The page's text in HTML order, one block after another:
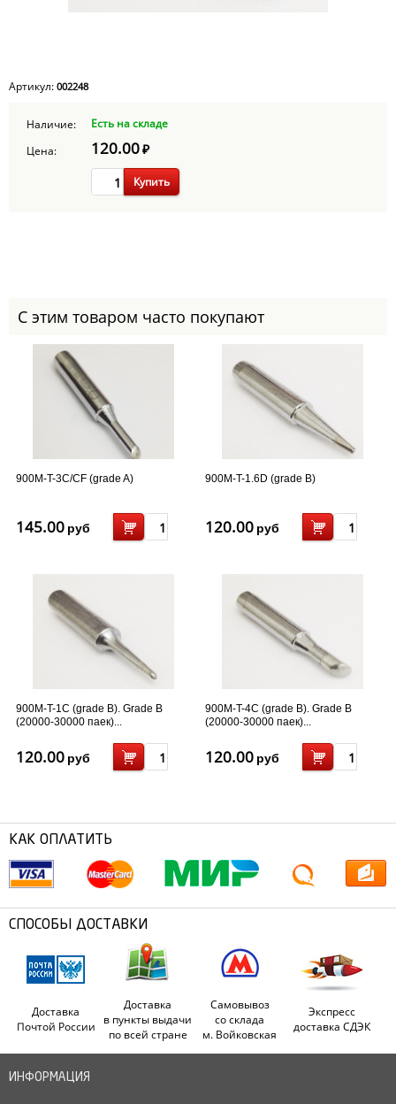
Артикул: 002248
Наличие:
Есть на складе
Цена:
120.00₽
Купить
С этим товаром часто покупают
900M-T-3C/CF (grade A)
145.00 руб
900M-T-1.6D (grade B)
120.00 руб
900M-T-1C (grade B). Grade B
(20000-30000 паек)...
120.00 руб
900M-T-4C (grade B). Grade B
(20000-30000 паек)...
120.00 руб
КАК ОПЛАТИТЬ
СПОСОБЫ ДОСТАВКИ
Доставка
Почтой России
Доставка
в пункты выдачи
по всей стране
Самовывоз
со склада
м. Войковская
Экспресс
доставка СДЭК
ИНФОРМАЦИЯ